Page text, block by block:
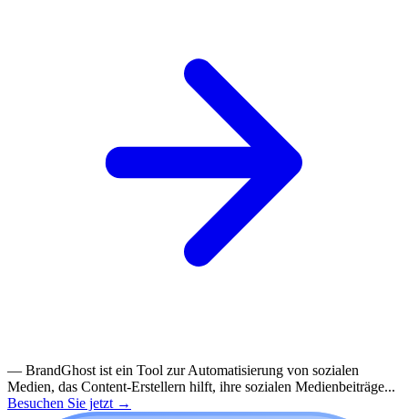
— BrandGhost ist ein Tool zur Automatisierung von sozialen
Medien, das Content-Erstellern hilft, ihre sozialen Medienbeiträge...
Besuchen Sie jetzt →